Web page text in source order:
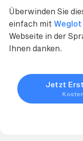
Überwinden Sie
einfach mit Weglot
Webseite in der
Ihnen danken.
Jetzt